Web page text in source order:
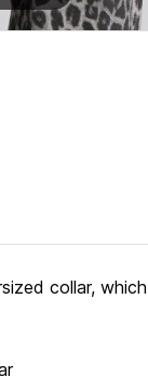
collar,